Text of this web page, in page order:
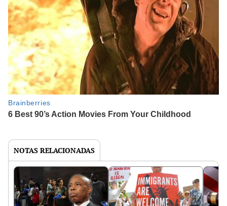
NOTAS RELACIONADAS